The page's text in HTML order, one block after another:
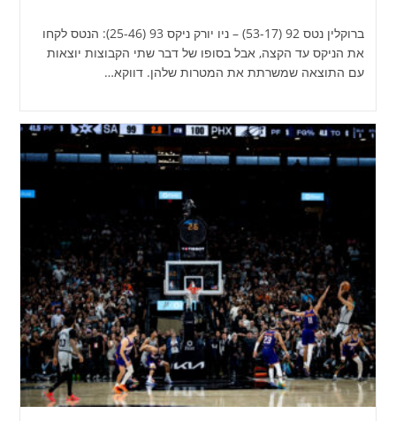
ברוקלין נטס 92 (53-17) – ניו יורק ניקס 93 (25-46): הנטס לקחו
את הניקס עד הקצה, אבל בסופו של דבר שתי הקבוצות יוצאות
עם התוצאה שמשרתת את המטרות שלהן. דווקא…